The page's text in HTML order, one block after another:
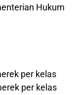
Hukum
per kelas
per kelas